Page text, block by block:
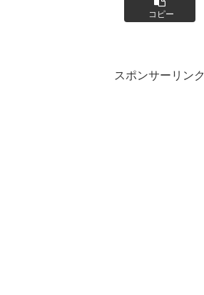
コピー
スポンサーリンク